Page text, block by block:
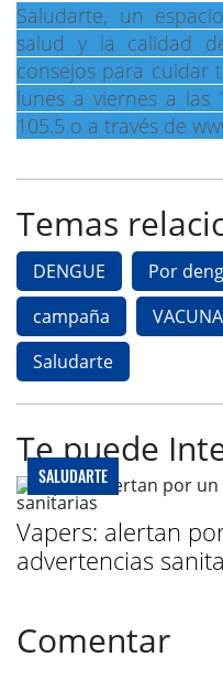
Saludarte, un
salud y la calidad
consejos para cuidar
lunes a viernes a las
105.5 o a través de
Temas
DENGUE Por
campaña
Saludarte
Te puede
SALUDARTE
Vapers: alertan
advertencias
Comentar